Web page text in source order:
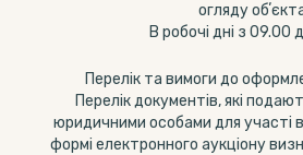
огляду
В робочі дні з 09.00
Перелік та вимоги до
Перелік документів, які
юридичними особами для участі
формі електронного аукціону